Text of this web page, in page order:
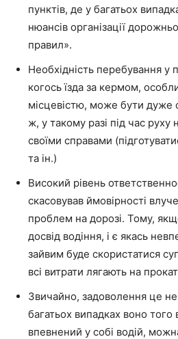
пунктів, де у багатьох
нюансів організації
правил».
Необхідність перебування у
когось їзда за кермом,
місцевістю, може бути
ж, у такому разі під час
своїми справами
та ін.)
Високий рівень
скасовував ймовірності
проблем на дорозі. Тому,
досвід водіння, і є якась
зайвим буде скористатися
всі витрати лягають на
Звичайно, задоволення це
багатьох випадках воно
впевнений у собі водій,